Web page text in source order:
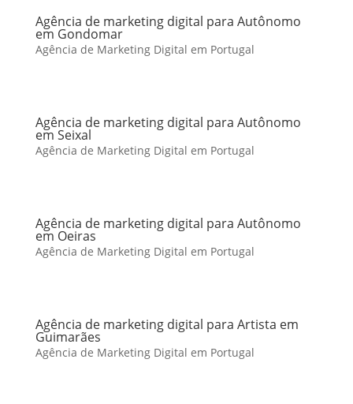
Agência de marketing digital para Autônomo
em Gondomar
Agência de Marketing Digital em Portugal
Agência de marketing digital para Autônomo
em Seixal
Agência de Marketing Digital em Portugal
Agência de marketing digital para Autônomo
em Oeiras
Agência de Marketing Digital em Portugal
Agência de marketing digital para Artista em
Guimarães
Agência de Marketing Digital em Portugal